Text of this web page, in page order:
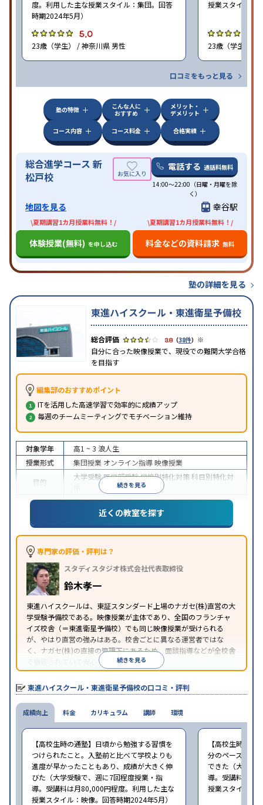
度。利用した主な授業スタイル：集団。回答
時期2024年5月）
5.0
23歳（学生） / 神奈川県 男性
授業スタイル：
23歳（学生） /
口コミをもっと見る
塾の特徴
こんな人に
おすすめ
メリット・
デメリット
コース内容
コース料金 合格実績
総合進学コース 新
松戸校
電話する 通話料無料
14:00〜22:00（日曜・月曜を除
く）
地図を見る 幸谷駅
\夏期講習1カ月授業料無料！/
体験授業(無料) を申し込む
\夏期講習1カ月授業料無料！/
料金などの資料請求 無料
塾の詳細を見る
東進ハイスクール・東進衛星予備校
3.8（38件） ※
自分に合った映像授業で、現役での難関大学合格
を目指す
編集部のおすすめポイント
ITを活用した高速学習で効率的に成績アップ
毎週のチームミーティングでモチベーション維持
続きを見る
対象学年 高1 ~ 3 浪人生
授業形式
集団授業 オンライン指導映像授業
目的
大学受験医学部受験学校別特化対策科目別特化対
特待生・奨学金制度あり授業の振替可能学習に
PC・タブレットを利用1科目から受講可能
習のみの受講可
※2024年6月調査。大学受験塾・予備校のアンケート調査方法を参照
近くの教室を探す
専門家の評価・評判は？
スタディスタジオ株式会社代表取締役
鈴木孝一
東進ハイスクールは、東証スタンダード上場のナガセ(株)直営の大
学受験予備校である。映像授業が主体であり、全国のフランチャ
イズ校舎（＝東進衛星予備校）でも同じ映像授業が受けられる
が、やはり直営の強みはある。校舎ごとに異なる運営者ではな
く、ナガセ(株)の直接の管理下にあるため、面談指導などが全校舎
で徹底されていて安心できる。
東進衛星予備校は、運営会社により指導方針や校舎のルールが異
なる。体験授業では、授業のみで判断するのではなく、担当者や
校舎雰囲気、校舎での合格実績などを確認すると良いだろう。
続きを見る
東進ハイスクール・東進衛星予備校の口コミ・評判
成績向上
【高校生時の通塾】日頃から勉強する習慣を
つけられたこと。入塾前と比べて学校よりも
進度が早かったこともあり、成績が大きく伸
びた（大学受験で、週に7回程度授業・指
導。受講料は月80,000円程度。利用した主な
授業スタイル：映像。回答時期2024年5月）
【高校生時の通
分のペースで進
できた（大学受
導。受講料は月
授業スタイル：
料金 カリキュラム 講師 環境